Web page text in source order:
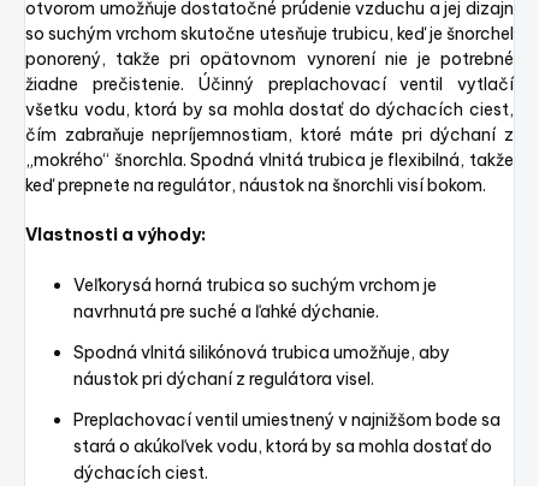
otvorom umožňuje dostatočné prúdenie vzduchu a jej dizajn
so suchým vrchom skutočne utesňuje trubicu, keď je šnorchel
ponorený, takže pri opätovnom vynorení nie je potrebné
žiadne prečistenie. Účinný preplachovací ventil vytlačí
všetku vodu, ktorá by sa mohla dostať do dýchacích ciest,
čím zabraňuje nepríjemnostiam, ktoré máte pri dýchaní z
„mokrého“ šnorchla. Spodná vlnitá trubica je flexibilná, takže
keď prepnete na regulátor, náustok na šnorchli visí bokom.
Vlastnosti a výhody:
Veľkorysá horná trubica so suchým vrchom je
navrhnutá pre suché a ľahké dýchanie.
Spodná vlnitá silikónová trubica umožňuje, aby
náustok pri dýchaní z regulátora visel.
Preplachovací ventil umiestnený v najnižšom bode sa
stará o akúkoľvek vodu, ktorá by sa mohla dostať do
dýchacích ciest.